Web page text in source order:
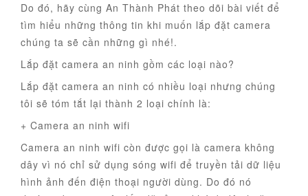
Do đó, hãy cùng An Thành Phát theo dõi bài viết để
tìm hiểu những thông tin khi muốn lắp đặt camera
chúng ta sẽ cần những gì nhé!.
Lắp đặt camera an ninh gồm các loại nào?
Lắp đặt camera an ninh có nhiều loại nhưng chúng
tôi sẽ tóm tắt lại thành 2 loại chính là:
+ Camera an ninh wifi
Camera an ninh wifi còn được gọi là camera không
dây vì nó chỉ sử dụng sóng wifi để truyền tải dữ liệu
hình ảnh đến điện thoại người dùng. Do đó nó